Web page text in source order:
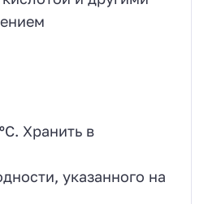
Хранить в
указанного на